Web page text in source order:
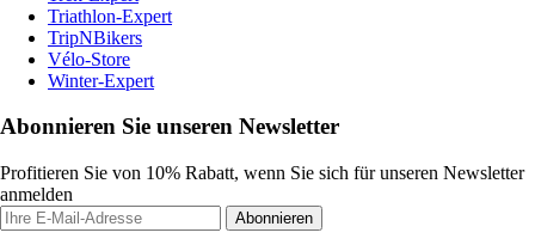
Triathlon-Expert
TripNBikers
Vélo-Store
Winter-Expert
Abonnieren Sie unseren Newsletter
Profitieren Sie von 10% Rabatt, wenn Sie sich für unseren Newsletter
anmelden
Abonnieren